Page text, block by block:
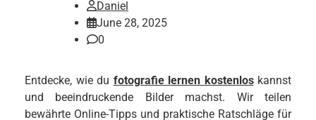
Daniel
June 28, 2025
0
Entdecke, wie du fotografie lernen kostenloskannst
und beeindruckende Bilder machst. Wir teilen
bewährte Online-Tipps und praktische Ratschläge für